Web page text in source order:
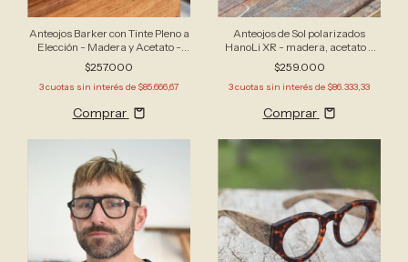
Anteojos Barker con Tinte Pleno a
Elección - Madera y Acetato -
Apto Receta
$257.000
3cuotas sin interés de $85.666,67
Comprar
Anteojos de Sol polarizados
HanoLi XR - madera, acetato y
cuero - aviador grande
$259.000
3cuotas sin interés de $86.333,33
Comprar